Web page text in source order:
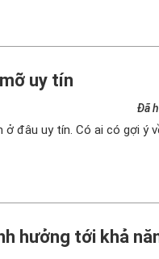
uy tín
Đã
đâu uy tín. Có ai có gợi ý
hưởng tới khả